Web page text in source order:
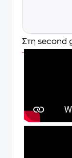
Στη second